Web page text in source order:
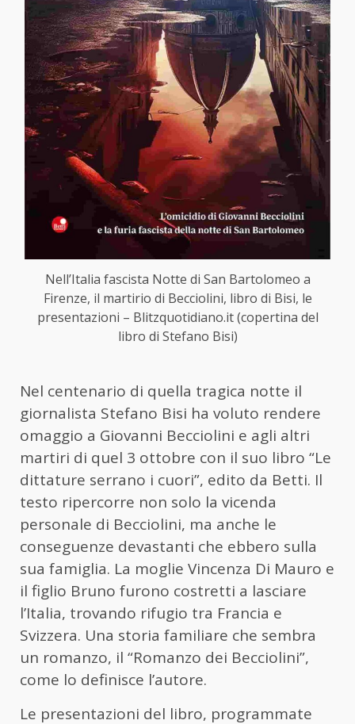
Nell’Italia fascista Notte di San Bartolomeo a
Firenze, il martirio di Becciolini, libro di Bisi, le
presentazioni – Blitzquotidiano.it (copertina del
libro di Stefano Bisi)
Nel centenario di quella tragica notte il
giornalista Stefano Bisi ha voluto rendere
omaggio a Giovanni Becciolini e agli altri
martiri di quel 3 ottobre con il suo libro “Le
dittature serrano i cuori”, edito da Betti. Il
testo ripercorre non solo la vicenda
personale di Becciolini, ma anche le
conseguenze devastanti che ebbero sulla
sua famiglia. La moglie Vincenza Di Mauro e
il figlio Bruno furono costretti a lasciare
l’Italia, trovando rifugio tra Francia e
Svizzera. Una storia familiare che sembra
un romanzo, il “Romanzo dei Becciolini”,
come lo definisce l’autore.
Le presentazioni del libro, programmate